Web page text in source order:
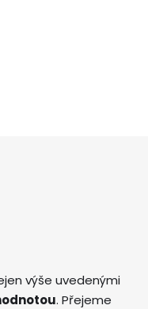
výše uvedenými
. Přejeme